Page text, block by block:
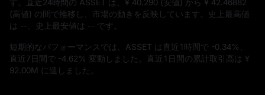
(高値) の間で推移し、市場の動きを反映しています。史上最高値
は -- 、史上最安値は -- です。
短期的なパフォーマンスでは、ASSET は直近1時間で -0.34%
直近7日間で -4.62% 変動しました。直近1日間の累計取引高は ¥
92.00M に達しました。